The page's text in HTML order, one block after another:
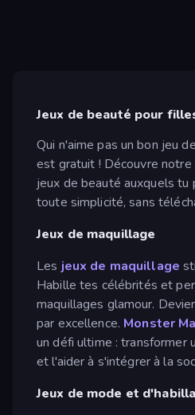
Jeux de beauté pour
Qui n'aime pas un bon jeu
est gratuit ! Découvre
jeux de beauté auxquels tu
toute simplicité, sans
Jeux de maquillage
Les jeux de maquillage
Habille tes célébrités et
maquillages glamour.
par excellence. Monster
un défi ultime : transformer
et l'aider à s'intégrer à la
Jeux de mode et